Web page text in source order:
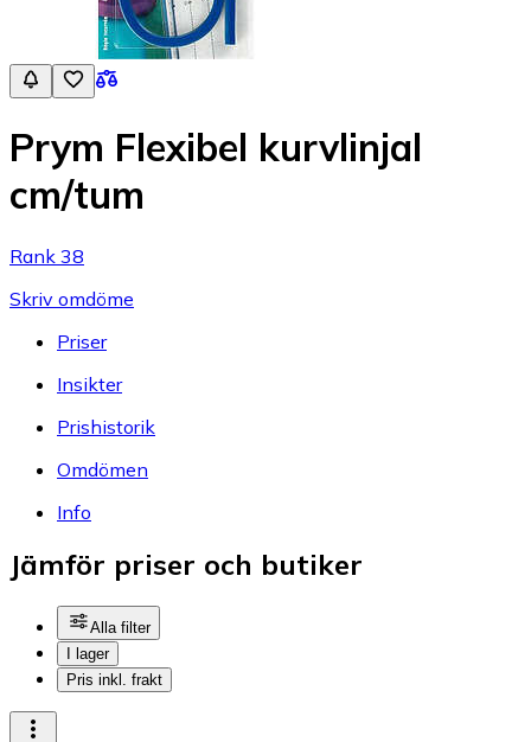
Prym Flexibel kurvlinjal
cm/tum
Rank 38
Skriv omdöme
Priser
Insikter
Prishistorik
Omdömen
Info
Jämför priser och butiker
Alla filter
I lager
Pris inkl. frakt